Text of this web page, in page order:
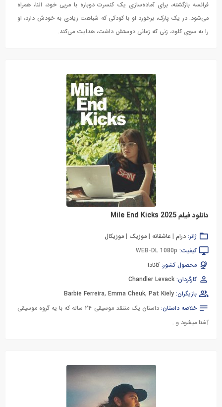
فرانسه بازگشته، برای آماده‌سازی یک کنسرت دوباره با مربی خود، النا، همراه
می‌شود. در یک پارک، برخورد او با کودکی که شباهت زیادی به خودش دارد، او
را به سوی کلود، زنی که زمانی دوستش داشت، هدایت می‌کند.
دانلود فیلم Mile End Kicks 2025
ژانر: درام | عاشقانه | موزیک | موزیکال
کیفیت: WEB-DL 1080p
محصول کشور: کانادا
کارگردان: Chandler Levack
بازیگران:
Barbie Ferreira, Emma Cheuk, Pat Kiely
خلاصه داستان:
داستان یک منتقد موسیقی ۲۴ ساله که با یه گروه موسیقی
آشنا میشود و...